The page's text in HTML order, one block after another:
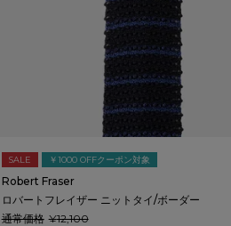
SALE ￥1000 OFFクーポン対象
Robert Fraser
ロバートフレイザー ニットタイ/ボーダー
通常価格 ¥12,100